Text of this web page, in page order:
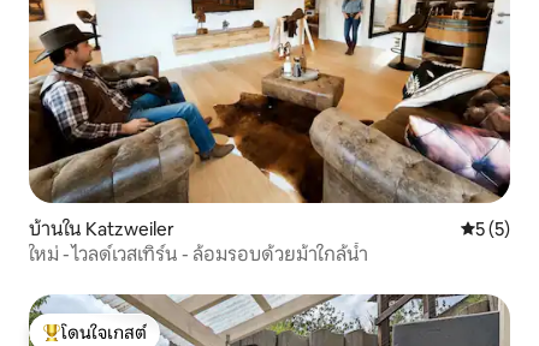
บ้านใน Katzweiler คะแนนเฉ
5 (5)
ใหม่ - ไวลด์เวสเทิร์น - ล้อมรอบด้วยม้าใกล้น้ำ
โดนใจเกสต์